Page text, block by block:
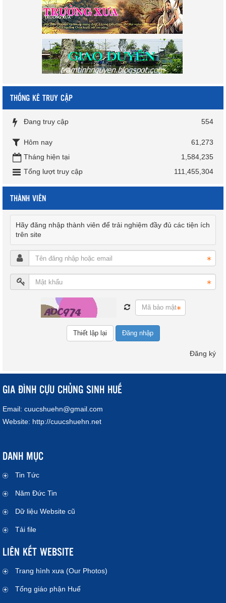
THỐNG KÊ TRUY CẬP
Đang truy cập 554
Hôm nay
61,273
Tháng hiện tại
1,584,235
Tổng lượt truy cập
111,455,304
THÀNH VIÊN
Hãy đăng nhập thành viên để trải nghiệm đầy đủ các tiện ích
trên site
Đăng nhập
Đăng ký
GIA ĐÌNH CỰU CHỦNG SINH HUẾ
Email: cuucshuehn@gmail.com
Website: http://cuucshuehn.net
DANH MỤC
Tin Tức
Năm Đức Tin
Dữ liệu Website cũ
Tải file
LIÊN KẾT WEBSITE
Trang hình xưa (Our Photos)
Tổng giáo phận Huế